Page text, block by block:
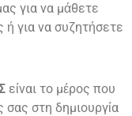
για να μάθετε
ή για να συζητήσετε
είναι το μέρος που
σας στη δημιουργία